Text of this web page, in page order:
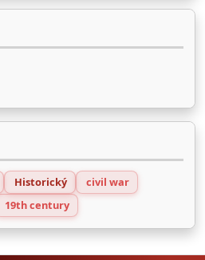
Historický
civil war
19th century